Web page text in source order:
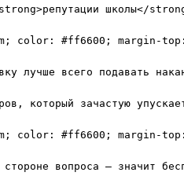
школы</
color: #ff6600; margin-top:
лучше всего подавать
который зачастую
color: #ff6600; margin-top:
стороне вопроса — значит